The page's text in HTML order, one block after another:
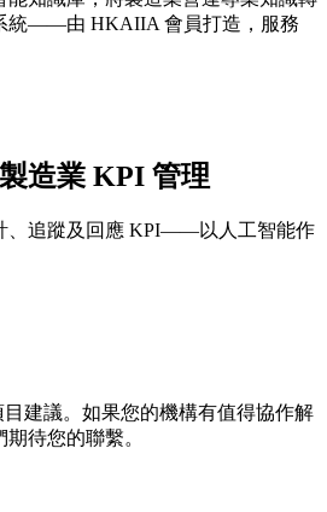
統——由 HKAIIA 會員打造，服務
造業 KPI 管理
、追蹤及回應 KPI——以人工智能作
建議。如果您的機構有值得協作解
待您的聯繫。